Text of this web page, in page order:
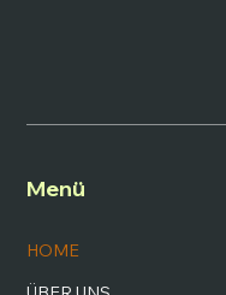
Menü
HOME